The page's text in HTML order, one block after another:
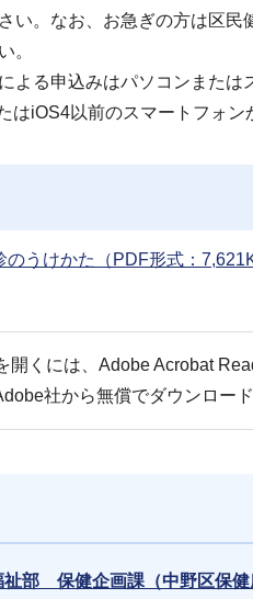
い。なお、お急ぎの方は区
。
よる申込みはパソコンまた
はiOS4以前のスマートフォン
うけかた（PDF形式：
開くには、Adobe Acrobat
社から無償でダウンロード
祉部 保健企画課（中野区保健